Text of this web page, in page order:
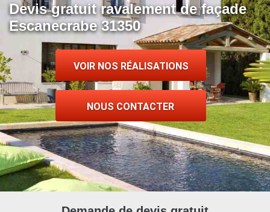
Devis gratuit ravalement de façade
Escanecrabe 31350
VOIR NOS RÉALISATIONS
NOUS CONTACTER